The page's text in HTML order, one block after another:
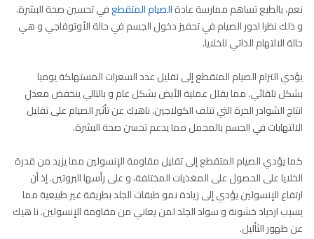
نعم، بالطبع تساهم ممارسة عادةالصيام المتقطعفي تحسين صحة البشرة.
و ذلك نظرا لدور الصيام في تحفيز دخول الجسم في حالة الأوتوفاجي و هي
حالة الالتهام الذاتي للخلايا.
يؤدي التزام الصيام المتقطع إلى تقليل عدد السعرات المستهلكة يوميا
بشكل تلقائي. مما يقلل عملية الأيض بشكل عام و بالتالي ينخفض معدل
انتاج الشوادر الحرة التي تتلف الكولاجين. ناهيك عن تأثير الصيام على تقليل
الالتهابات في الجسم بالمجمل مما يدعم تحسن صحة البشرة.
كما يؤدي الصيام المتقطع إلى تقليل مقاومة الإنسولين مما يزيد من قدرة
الخلايا على الحصول على المغذيات المختلفة، و على رأسها البروتين. إذ أن
ارتفاع الإنسولين يؤدي إلى زيادة نمو طبقات الجلد بطريقة غير طبيعية مما
يسبب ازدياد خشونة و سواد الجلد لمن يعاني من مقاومة الإنسولين. نا هيك
عن ظهور الثأليل.